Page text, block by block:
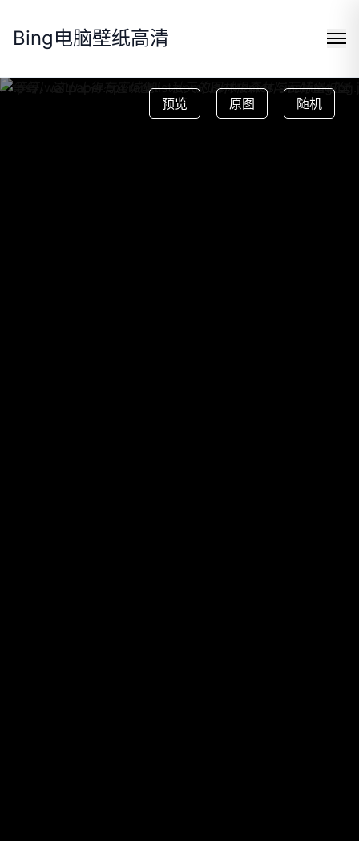
Bing电脑壁纸高清
https://wallpaper.cpuranklist.com/usr/themes/sinai/img/
预览
原图 随机